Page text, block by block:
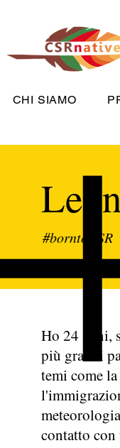
CHI SIAMO
#borntoCSR
Ho 24 anni,
più grandi
temi come
contatto con